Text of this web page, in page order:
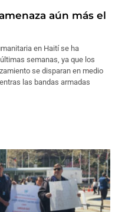
aún más el
en Haití se ha
semanas, ya que los
se disparan en medio
las bandas armadas